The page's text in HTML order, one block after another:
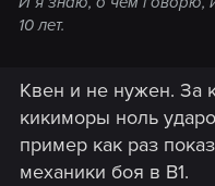
10 лет.
Квен и не нужен. За
кикиморы ноль
пример как раз
механики боя в В1.